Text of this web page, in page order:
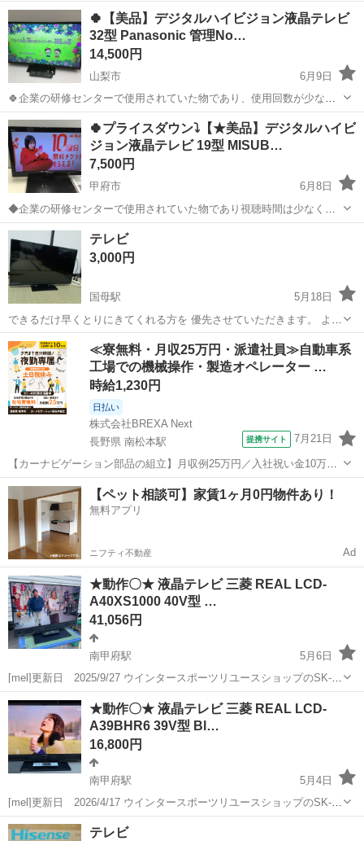
です。
山梨 南巨摩郡 テレビ カラーテレビ
🍀【美品】デジタルハイビジョン液晶テレビ
32型 Panasonic 管理No…
14,500円
山梨市
6月9日
🍀企業の研修センターで使用されていた物であり、使用回数が少なく
極上品です。 🍀複数台、在庫がありますので、複数台必要であればご
相談ください！ ◎薄型ハイビジョンテレビの高画質は素晴らしいの一
言です。 ◎３２型なので大画...
山梨 山梨市 テレビ ケーブル
🍀プライスダウン⤵【★美品】デジタルハイビ
ジョン液晶テレビ 19型 MISUB…
7,500円
甲府市
6月8日
◆企業の研修センターで使用されていた物であり視聴時間は少なく美
品です。 ◎薄型ハイビジョンテレビの高画質は素晴らしいの一言です
◎１９型なので場所を取らない、1ルーム、一人暮らしにはピッタリサ
イズです。 ◎台所・その他...
山梨 甲府市 テレビ
テレビ
3,000円
国母駅
5月18日
できるだけ早くとりにきてくれる方を 優先させていただきます。 よろ
しくおねがいします。
山梨 中巨摩郡 国母駅 テレビ
≪寮無料・月収25万円・派遣社員≫自動車系
工場での機械操作・製造オペレーター …
時給1,230円
日払い
株式会社BREXA Next
長野県 南松本駅
提携サイト 7月21日
【カーナビゲーション部品の組立】月収例25万円／入社祝い金10万
円！／うれしい土日祝休み★年間休日125日／稼げる夜勤専属！日払い
OK！ 人気の工場のお仕事 ◇カーナビゲーション部品の組立◇ ■ 業務
内容 車載用カーナビゲ...
長野 松本市 南松本駅 その他
【ペット相談可】家賃1ヶ月0円物件あり！
無料アプリ
ニフティ不動産 Ad
★動作〇★ 液晶テレビ 三菱 REAL LCD-
A40XS1000 40V型 …
41,056円
南甲府駅
5月6日
[mel]更新日 2025/9/27 ウインタースポーツリユースショップのSK-
NETです スキー、スノボ等のリユースを主体に、ホビー、家電、家
具等も取り扱っております 山梨 SK-NET で検索して頂くと幸いで
す...
山梨 甲府市 南甲府駅 テレビ DIATONE
★動作〇★ 液晶テレビ 三菱 REAL LCD-
A39BHR6 39V型 Bl…
16,800円
南甲府駅
5月4日
[mel]更新日 2026/4/17 ウインタースポーツリユースショップのSK-
NETです スキー、スノボ等のリユースを主体に 家電 家具 等も取り
山梨 甲府市 南甲府駅
テレビ